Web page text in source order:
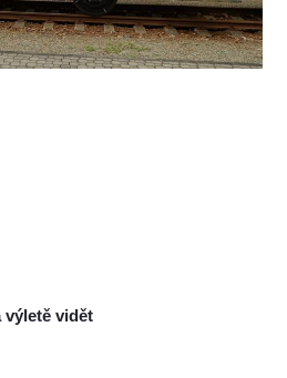
výletě vidět